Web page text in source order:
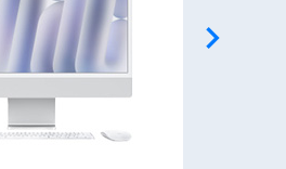
navigate_next